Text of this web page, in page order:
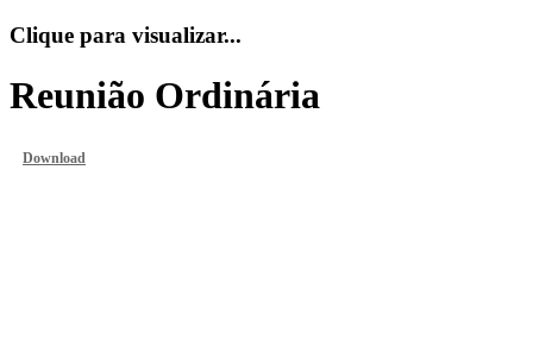
Clique para visualizar...
Reunião Ordinária
Download